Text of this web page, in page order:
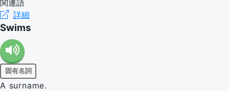
関連語
詳細
Swims
固有名詞
A surname.